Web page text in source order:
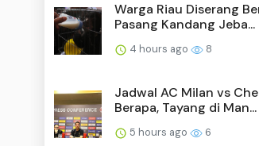
Warga Riau Diserang
Pasang Kandang Jeba...
4 hours ago 8
Jadwal AC Milan vs
Berapa, Tayang di Man...
5 hours ago 6